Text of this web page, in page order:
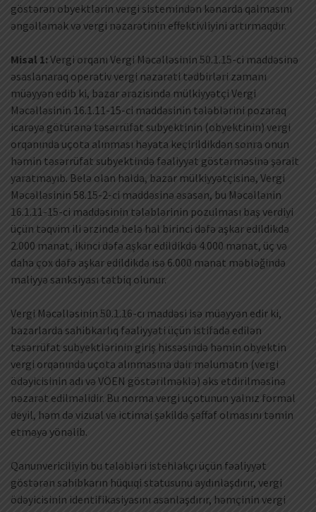
göstərən obyektlərin vergi sistemindən kənarda qalmasını
əngəlləmək və vergi nəzarətinin effektivliyini artırmaqdır.
Misal 1:Vergi orqanı Vergi Məcəlləsinin 50.1.15-ci maddəsinə
əsaslanaraq operativ vergi nəzarəti tədbirləri zamanı
müəyyən edib ki, bazar ərazisində mülkiyyətçi Vergi
Məcəlləsinin 16.1.11-15-ci maddəsinin tələblərini pozaraq
icarəyə götürənə təsərrüfat subyektinin (obyektinin) vergi
orqanında uçota alınması həyata keçirildikdən sonra onun
həmin təsərrüfat subyektində fəaliyyət göstərməsinə şərait
yaratmayıb. Belə olan halda, bazar mülkiyyətçisinə, Vergi
Məcəlləsinin 58.15-2-ci maddəsinə əsasən, bu Məcəllənin
16.1.11-15-ci maddəsinin tələblərinin pozulması baş verdiyi
üçün təqvim ili ərzində belə hal birinci dəfə aşkar edildikdə
2.000 manat, ikinci dəfə aşkar edildikdə 4.000 manat, üç və
daha çox dəfə aşkar edildikdə isə 6.000 manat məbləğində
maliyyə sanksiyası tətbiq olunur.
Vergi Məcəlləsinin 50.1.16-cı maddəsi isə müəyyən edir ki,
bazarlarda sahibkarlıq fəaliyyəti üçün istifadə edilən
təsərrüfat subyektlərinin giriş hissəsində həmin obyektin
vergi orqanında uçota alınmasına dair məlumatın (vergi
ödəyicisinin adı və VÖEN göstərilməklə) əks etdirilməsinə
nəzarət edilməlidir. Bu norma vergi uçotunun yalnız formal
deyil, həm də vizual və ictimai şəkildə şəffaf olmasını təmin
etməyə yönəlib.
Qanunvericiliyin bu tələbləri istehlakçı üçün fəaliyyət
göstərən sahibkarın hüquqi statusunu aydınlaşdırır, vergi
ödəyicisinin identifikasiyasını asanlaşdırır, həmçinin vergi